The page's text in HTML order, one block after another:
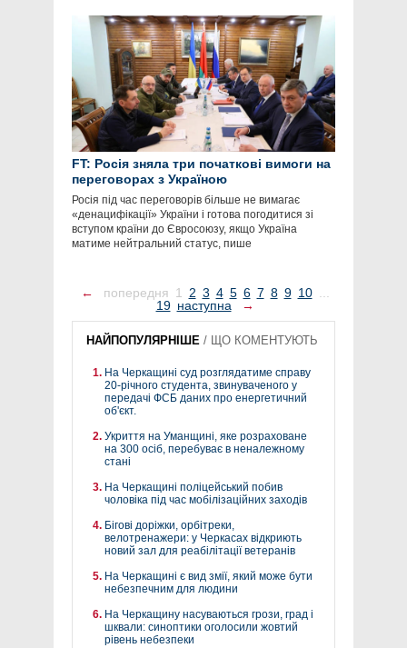
FT: Росія зняла три початкові вимоги на
переговорах з Україною
Росія під час переговорів більше не вимагає
«денацифікації» України і готова погодитися зі
вступом країни до Євросоюзу, якщо Україна
матиме нейтральний статус, пише
← попередня 1 2 3 4 5 6 7 8 9 10 ...
19 наступна →
НАЙПОПУЛЯРНІШЕ / ЩО КОМЕНТУЮТЬ
На Черкащині суд розглядатиме справу
20-річного студента, звинуваченого у
передачі ФСБ даних про енергетичний
об'єкт.
Укриття на Уманщині, яке розраховане
на 300 осіб, перебуває в неналежному
стані
На Черкащині поліцейський побив
чоловіка під час мобілізаційних заходів
Бігові доріжки, орбітреки,
велотренажери: у Черкасах відкриють
новий зал для реабілітації ветеранів
На Черкащині є вид змії, який може бути
небезпечним для людини
На Черкащину насуваються грози, град і
шквали: синоптики оголосили жовтий
рівень небезпеки